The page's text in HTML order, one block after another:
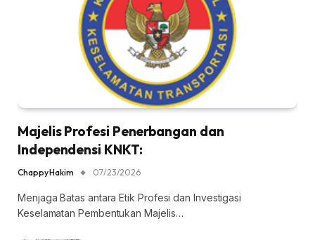
Majelis Profesi Penerbangan dan
Independensi KNKT:
Chappy Hakim 07/23/2026
Menjaga Batas antara Etik Profesi dan Investigasi
Keselamatan Pembentukan Majelis…